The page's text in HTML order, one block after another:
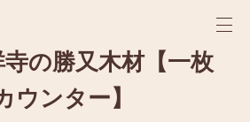
の勝又木材【一枚
ウンター】